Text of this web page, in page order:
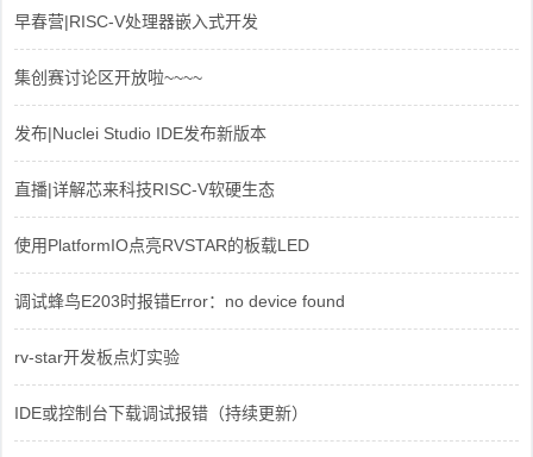
早春营|RISC-V处理器嵌入式开发
集创赛讨论区开放啦~~~~
发布|Nuclei Studio IDE发布新版本
直播|详解芯来科技RISC-V软硬生态
使用PlatformIO点亮RVSTAR的板载LED
调试蜂鸟E203时报错Error：no device found
rv-star开发板点灯实验
IDE或控制台下载调试报错（持续更新）